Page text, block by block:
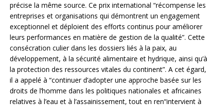
précise la même source. Ce prix international “récompense les
entreprises et organisations qui démontrent un engagement
exceptionnel et déploient des efforts continus pour améliorer
leurs performances en matière de gestion de la qualité”. Cette
consécration culier dans les dossiers liés à la paix, au
développement, à la sécurité alimentaire et hydrique, ainsi qu’à
la protection des ressources vitales du continent”. A cet égard,
il a appelé à “continuer d’adopter une approche basée sur les
droits de l’homme dans les politiques nationales et africaines
relatives à l’eau et à l’assainissement, tout en ren“intervient à